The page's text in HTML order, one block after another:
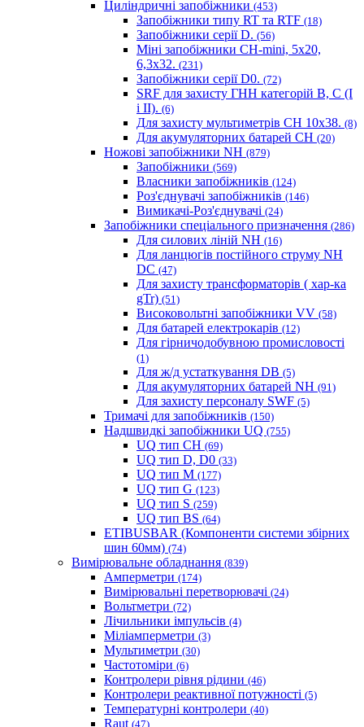
Циліндричні запобіжники (453)
Запобіжники типу RT та RTF (18)
Запобіжники серії D. (56)
Міні запобіжники CH-mini, 5x20,
6,3x32. (231)
Запобіжники серії D0. (72)
SRF для захисту ГНН категорій B, C (I
і II). (6)
Для захисту мультиметрів CH 10х38. (8)
Для акумуляторних батарей CH (20)
Ножові запобіжники NH (879)
Запобіжники (569)
Власники запобіжників (124)
Роз'єднувачі запобіжників (146)
Вимикачі-Роз'єднувачі (24)
Запобіжники спеціального призначення (286)
Для силових ліній NH (16)
Для ланцюгів постійного струму NH
DC (47)
Для захисту трансформаторів ( хар-ка
gTr) (51)
Високовольтні запобіжники VV (58)
Для батарей електрокарів (12)
Для гірничодобувною промисловості
(1)
Для ж/д устаткування DB (5)
Для акумуляторних батарей NH (91)
Для захисту персоналу SWF (5)
Тримачі для запобіжників (150)
Надшвидкі запобіжники UQ (755)
UQ тип CH (69)
UQ тип D, D0 (33)
UQ тип M (177)
UQ тип G (123)
UQ тип S (259)
UQ тип BS (64)
ETIBUSBAR (Компоненти системи збірних
шин 60мм) (74)
Вимірювальне обладнання (839)
Амперметри (174)
Вимірювальні перетворювачі (24)
Вольтметри (72)
Лічильники імпульсів (4)
Міліамперметри (3)
Мультиметри (30)
Частотоміри (6)
Контролери рівня рідини (46)
Контролери реактивної потужності (5)
Температурні контролери (40)
Raut (47)